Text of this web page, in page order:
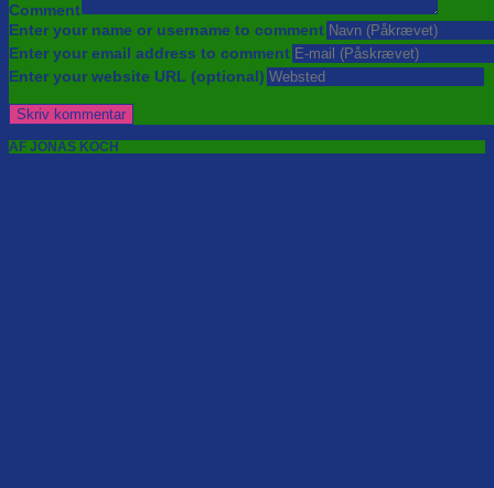
Comment
Enter your name or username to comment
Enter your email address to comment
Enter your website URL (optional)
AF JONAS KOCH